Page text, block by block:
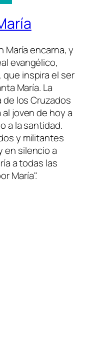
María encarna, y
evangélico,
que inspira el ser
María. La
de los Cruzados
joven de hoy a
a la santidad.
y militantes
en silencio a
a todas las
María".